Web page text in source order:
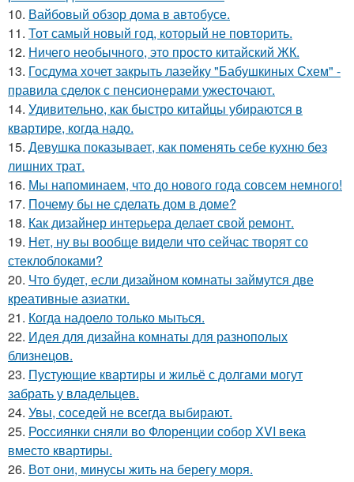
10. Вайбовый обзор дома в автобусе.
11. Тот самый новый год, который не повторить.
12. Ничего необычного, это просто китайский ЖК.
13. Госдума хочет закрыть лазейку "Бабушкиных Схем" -
правила сделок с пенсионерами ужесточают.
14. Удивительно, как быстро китайцы убираются в
квартире, когда надо.
15. Девушка показывает, как поменять себе кухню без
лишних трат.
16. Мы напоминаем, что до нового года совсем немного!
17. Почему бы не сделать дом в доме?
18. Как дизайнер интерьера делает свой ремонт.
19. Нет, ну вы вообще видели что сейчас творят со
стеклоблоками?
20. Что будет, если дизайном комнаты займутся две
креативные азиатки.
21. Когда надоело только мыться.
22. Идея для дизайна комнаты для разнополых
близнецов.
23. Пустующие квартиры и жильё с долгами могут
забрать у владельцев.
24. Увы, соседей не всегда выбирают.
25. Россиянки сняли во Флоренции собор XVI века
вместо квартиры.
26. Вот они, минусы жить на берегу моря.